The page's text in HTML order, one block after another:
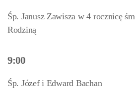
Śp. Janusz Zawisza w 4 rocznicę
Rodziną
9:00
Śp. Józef i Edward Bachan